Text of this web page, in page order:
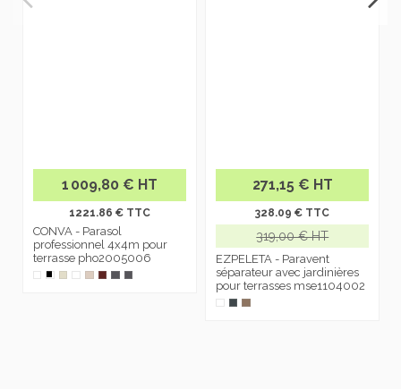
1 009,80 € HT
1221.86 € TTC
CONVA - Parasol
professionnel 4x4m pour
terrasse pho2005006
271,15 € HT
328.09 € TTC
319,00 € HT
EZPELETA - Paravent
séparateur avec jardinières
pour terrasses mse1104002